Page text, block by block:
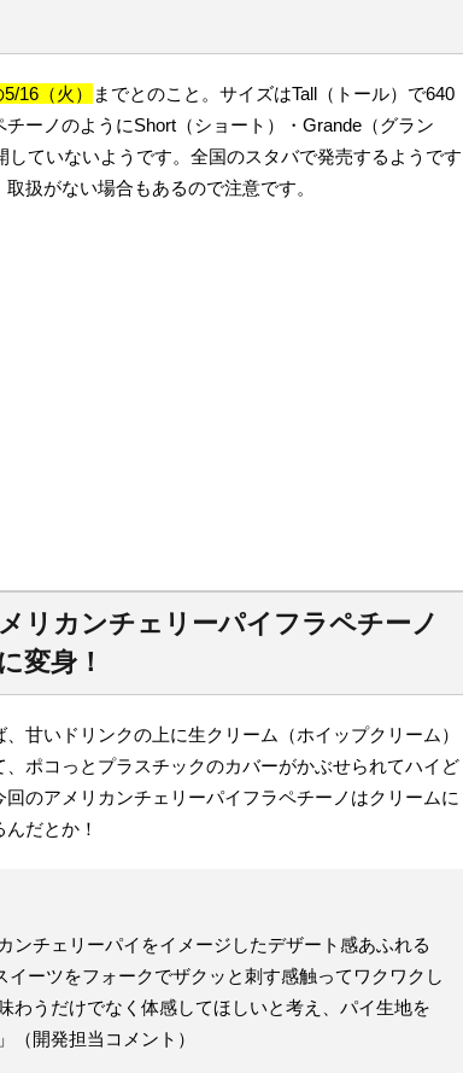
16（火）
までとのこと。サイズはTall（トール）で640
ーノのようにShort（ショート）・Grande（グラン
していないようです。全国のスタバで発売するようです
扱がない場合もあるので注意です。
リカンチェリーパイフラペチーノ
変身！
甘いドリンクの上に生クリーム（ホイップクリーム）
ポコっとプラスチックのカバーがかぶせられてハイど
のアメリカンチェリーパイフラペチーノはクリームに
だとか！
ンチェリーパイをイメージしたデザート感あふれる
ーツをフォークでザクッと刺す感触ってワクワクし
わうだけでなく体感してほしいと考え、パイ生地を
（開発担当コメント）